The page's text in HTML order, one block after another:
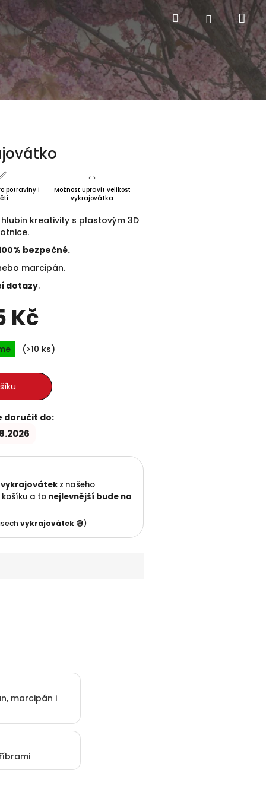
Hledat Přihlášení
potraviny i
↔️
Možnost upravit velikost
vykrajovátka
kreativity s plastovým 3D
bezpečné.
marcipán.
dotazy.
Kč
Měrná cena:
(>10 ks)
doručit do:
z našeho
a to nejlevnější bude na
vykrajovátek 😅)
marcipán i